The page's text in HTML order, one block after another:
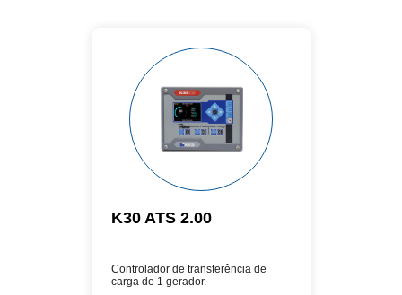
K30 ATS 2.00
Controlador de transferência de
carga de 1 gerador.